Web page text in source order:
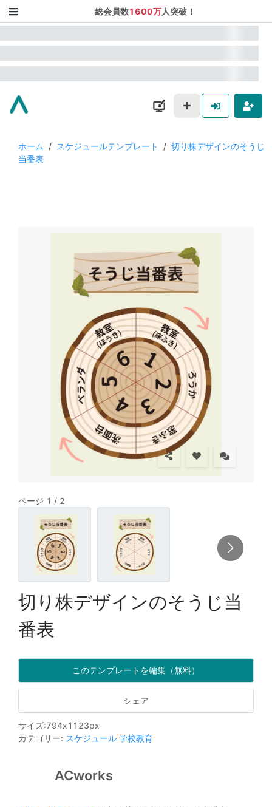
総会員数1600万人突破！
ホーム / スケジュールテンプレート / 切り株デザインのそうじ
当番表
ページ 1 / 2
切り株デザインのそうじ当
番表
このテンプレートを編集（無料）
シェア
サイズ:794x1123px
カテゴリー: スケジュール 学校教育
ACworks